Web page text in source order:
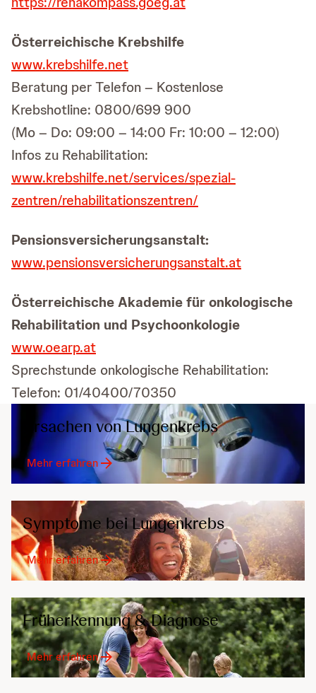
Österreichische Krebshilfe
www.krebshilfe.net
Beratung per Telefon – Kostenlose
Krebshotline: 0800/699 900
(Mo – Do: 09:00 – 14:00 Fr: 10:00 – 12:00)
Infos zu Rehabilitation:
www.krebshilfe.net/services/spezial-
zentren/rehabilitationszentren/
Pensionsversicherungsanstalt:
www.pensionsversicherungsanstalt.at
Österreichische Akademie für onkologische
Rehabilitation und Psychoonkologie
www.oearp.at
Sprechstunde onkologische Rehabilitation:
Telefon: 01/40400/70350
Ursachen von Lungenkrebs
Mehr erfahren
Symptome bei Lungenkrebs
Mehr erfahren
Früherkennung & Diagnose
Mehr erfahren